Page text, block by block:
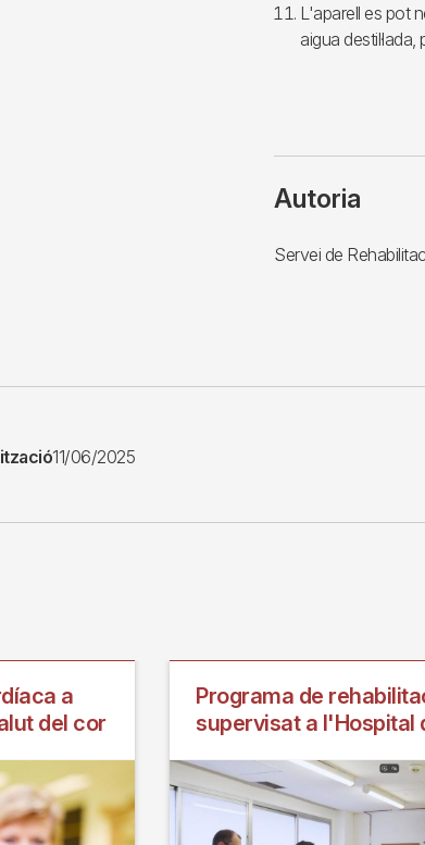
L'aparell es pot
aigua
Autoria
Servei de
11/06/2025
a
del cor
Programa de
supervisat a l'Hospital